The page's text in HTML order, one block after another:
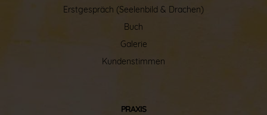
Erstgespräch (Seelenbild & Drachen)
Buch
Galerie
Kundenstimmen
PRAXIS